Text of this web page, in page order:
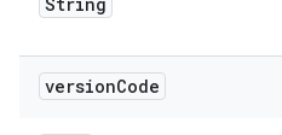
versionCode